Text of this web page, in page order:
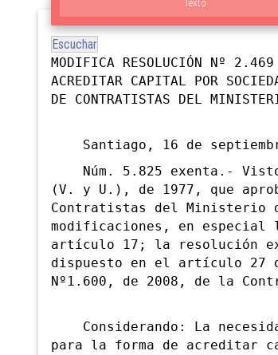
Texto
Escuchar
MODIFICA RESOLUCIÓN Nº
ACREDITAR CAPITAL POR
DE CONTRATISTAS DEL
Santiago, 16 de
Núm. 5.825 exenta.-
(V. y U.), de 1977, que
Contratistas del Ministerio
modificaciones, en
artículo 17; la resolución
dispuesto en el artículo 27
Nº1.600, de 2008, de la
Considerando: La
para la forma de acreditar